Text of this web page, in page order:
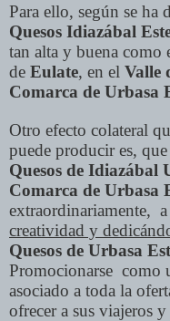
Para ello, según se ha
Quesos Idiazábal
tan alta y buena como
de Eulate, en el Valle
Comarca de Urbasa
Otro efecto colateral
puede producir es,
Quesos de Idiazábal
Comarca de Urbasa
extraordinariamente,
creatividad y
Quesos de Urbasa
Promocionarse como
asociado a toda la
ofrecer a sus viajeros